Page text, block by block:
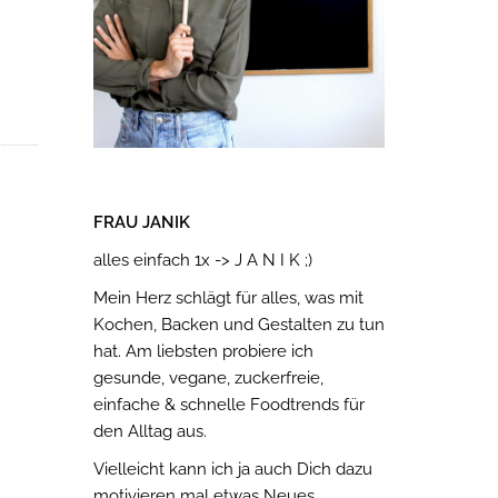
FRAU JANIK
alles einfach 1x -> J A N I K ;)
Mein Herz schlägt für alles, was mit
Kochen, Backen und Gestalten zu tun
hat. Am liebsten probiere ich
gesunde, vegane, zuckerfreie,
einfache & schnelle Foodtrends für
den Alltag aus.
Vielleicht kann ich ja auch Dich dazu